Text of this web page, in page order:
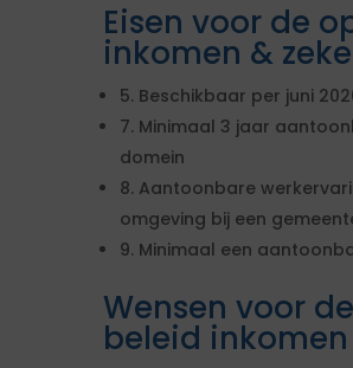
Eisen voor de
inkomen &
5. Beschikbaar per juni
7. Minimaal 3 jaar
domein
8. Aantoonbare
omgeving bij een
9. Minimaal een
Wensen voor
beleid